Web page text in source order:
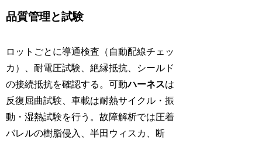
品質管理と試験
ロットごとに導通検査（自動配線チェッ
カ）、耐電圧試験、絶縁抵抗、シールド
の接続抵抗を確認する。可動ハーネスは
反復屈曲試験、車載は耐熱サイクル・振
動・湿熱試験を行う。故障解析では圧着
バレルの樹脂侵入、半田ウィスカ、断